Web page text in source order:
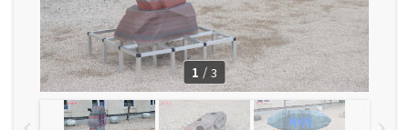
1 / 3